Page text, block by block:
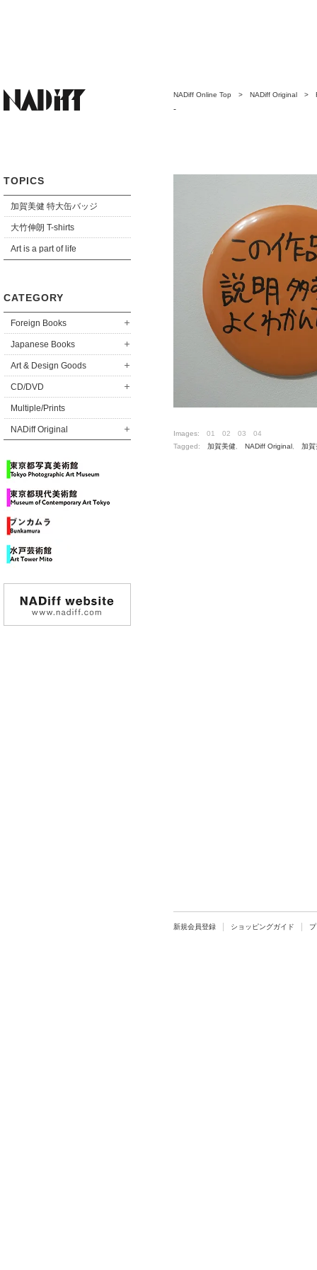
TOPICS
加賀美健 特大缶バッジ
大竹伸朗 T-shirts
Art is a part of life
CATEGORY
Foreign Books
Japanese Books
Art & Design Goods
CD/DVD
Multiple/Prints
NADiff Original
NADiff Online Top > NADiff Original >
-
Images: 01 02 03
04
Tagged: 加賀美健, NADiff Original, 加賀
新規会員登録 ショッピングガイド